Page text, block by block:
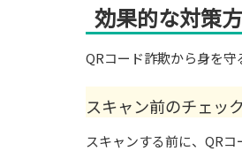
効果的な対策
QRコード詐欺から身を守
スキャン前のチェック
スキャンする前に、QRコ